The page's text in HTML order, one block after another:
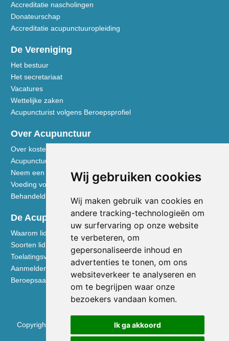
Wij gebruiken cookies
Wij maken gebruik van cookies en
andere tracking-technologieën om
uw surfervaring op onze website
te verbeteren, om
gepersonaliseerde inhoud en
advertenties te tonen, om ons
websiteverkeer te analyseren en
om te begrijpen waar onze
bezoekers vandaan komen.
Ik ga akkoord
Accreditatie nascholingen
Donateurschap
Accreditatie acupunctuuropleiding
De Vereniging
Het bestuur
Het secretariaat
Vacatures
Wettelijke zaken
Acupuncturist volgens Beroepsprofiel
Over Acupunctuur
Over kosten en vergoedingen
Acupunctuur toegelicht
Neem een kijkje in de praktijk
Voeding volgens de Vijf Elementen
Behandeldisciplines - TCG
De Acupuncturist
Waarom lid worden van de NVA
Soorten lidmaatschap NVA
Toelatingsvoorwaarden
Aanmelden voor lidmaatschap
Beroepsaansprakelijkheidsverzekering
Copyright © 2026 Nederlandse Vereniging voor Acupunctuur